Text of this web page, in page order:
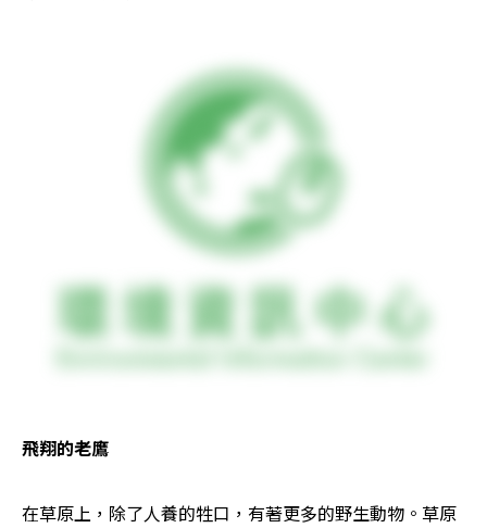
飛翔的老鷹
在草原上，除了人養的牲口，有著更多的野生動物。草原